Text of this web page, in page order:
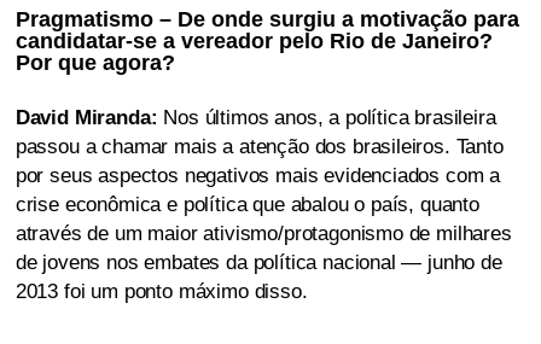
Pragmatismo – De onde surgiu a motivação para
candidatar-se a vereador pelo Rio de Janeiro?
Por que agora?
David Miranda: Nos últimos anos, a política brasileira
passou a chamar mais a atenção dos brasileiros. Tanto
por seus aspectos negativos mais evidenciados com a
crise econômica e política que abalou o país, quanto
através de um maior ativismo/protagonismo de milhares
de jovens nos embates da política nacional — junho de
2013 foi um ponto máximo disso.